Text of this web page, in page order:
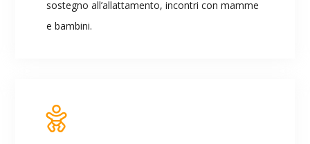
sostegno all’allattamento, incontri con mamme
e bambini.